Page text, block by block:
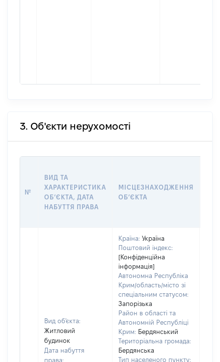
3. Об'єкти нерухомості
№
ВИД ТА
ХАРАКТЕРИСТИКА
ОБʼЄКТА, ДАТА
НАБУТТЯ ПРАВА
МІСЦЕЗНАХОДЖЕННЯ
ОБʼЄКТА
Вид об'єкта:
Житловий
будинок
Дата набуття
права:
Країна: Україна
Поштовий індекс:
[Конфіденційна
інформація]
Автономна Республіка
Крим/область/місто зі
спеціальним статусом:
Запорізька
Район в області та
Автономній Республіці
Крим: Бердянський
Територіальна громада:
Бердянська
Тип населеного пункту: